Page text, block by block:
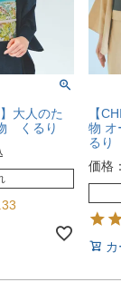
大人のた
くるり
【
物 オ
るり
価格：